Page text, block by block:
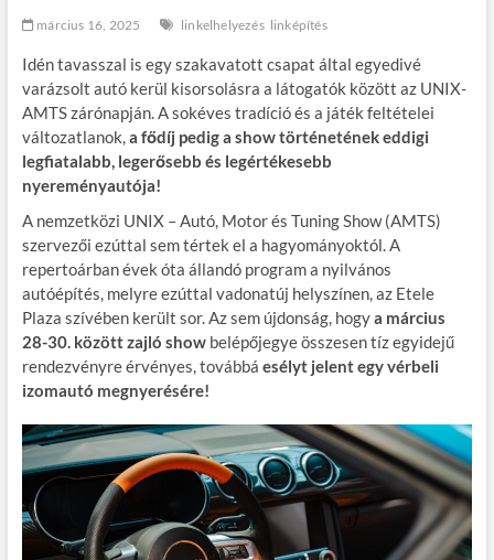
március 16, 2025 linkelhelyezés linképítés
Idén tavasszal is egy szakavatott csapat által egyedivé
varázsolt autó kerül kisorsolásra a látogatók között az UNIX-
AMTS zárónapján. A sokéves tradíció és a játék feltételei
változatlanok,a fődíj pedig a show történetének eddigi
legfiatalabb, legerősebb és legértékesebb
nyereményautója!
A nemzetközi UNIX – Autó, Motor és Tuning Show (AMTS)
szervezői ezúttal sem tértek el a hagyományoktól. A
repertoárban évek óta állandó program a nyilvános
autóépítés, melyre ezúttal vadonatúj helyszínen, az Etele
Plaza szívében került sor. Az sem újdonság, hogya március
28-30. között zajló showbelépőjegye összesen tíz egyidejű
rendezvényre érvényes, továbbá esélyt jelent egy vérbeli
izomautó megnyerésére!